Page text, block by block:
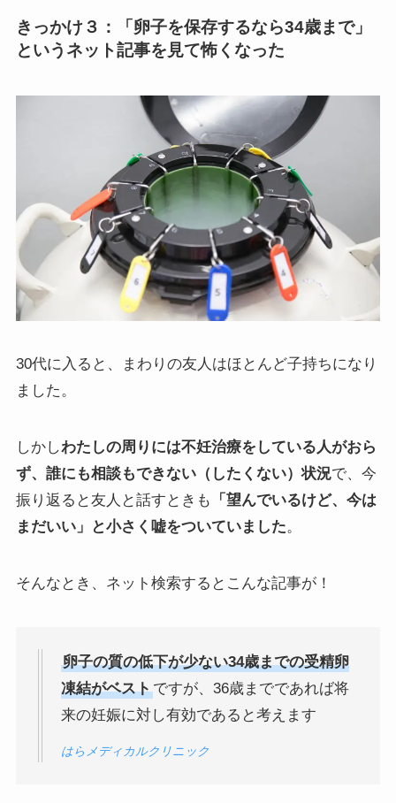
きっかけ３：
「卵子を保存するなら34歳まで」
というネット記事を見て怖くなった
30代に入ると、まわりの友人はほとんど子持ちになり
ました。
しかしわたしの周りには不妊治療をしている人がおら
ず、誰にも相談もできない（したくない）状況で、今
振り返ると友人と話すときも
「望んでいるけど、今は
まだいい」と小さく嘘をついていました。
そんなとき、ネット検索するとこんな記事が！
卵子の質の低下が少ない34歳までの受精卵
凍結がベストですが、36歳までであれば将
来の妊娠に対し有効であると考えます
はらメディカルクリニック